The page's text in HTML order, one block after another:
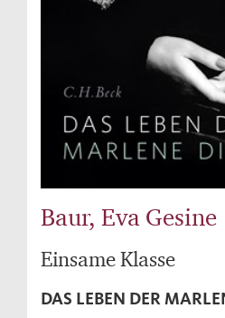
Baur, Eva Gesine
Einsame Klasse
DAS LEBEN DER